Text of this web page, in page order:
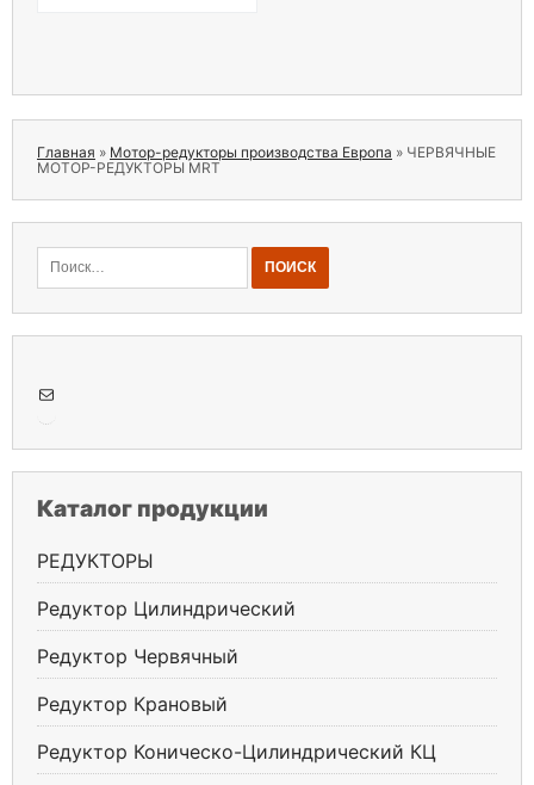
Главная » Мотор-редукторы производства Европа » ЧЕРВЯЧНЫЕ
МОТОР-РЕДУКТОРЫ MRT
Найти:
Каталог продукции
РЕДУКТОРЫ
Редуктор Цилиндрический
Редуктор Червячный
Редуктор Крановый
Редуктор Коническо-Цилиндрический КЦ